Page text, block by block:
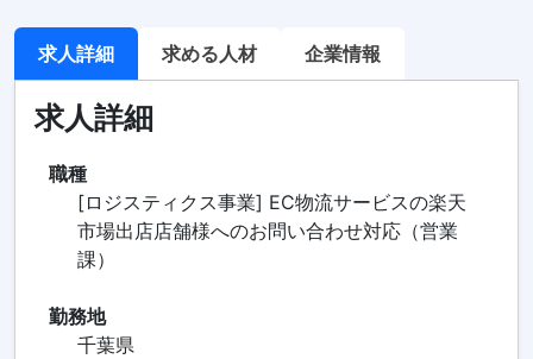
求人詳細 求める人材 企業情報
求人詳細
職種
[ロジスティクス事業] EC物流サービスの楽天
市場出店店舗様へのお問い合わせ対応（営業
課）
勤務地
千葉県